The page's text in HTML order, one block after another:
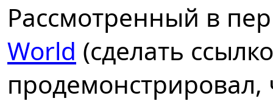
Рассмотренный в
World (сделать
продемонстрировал,